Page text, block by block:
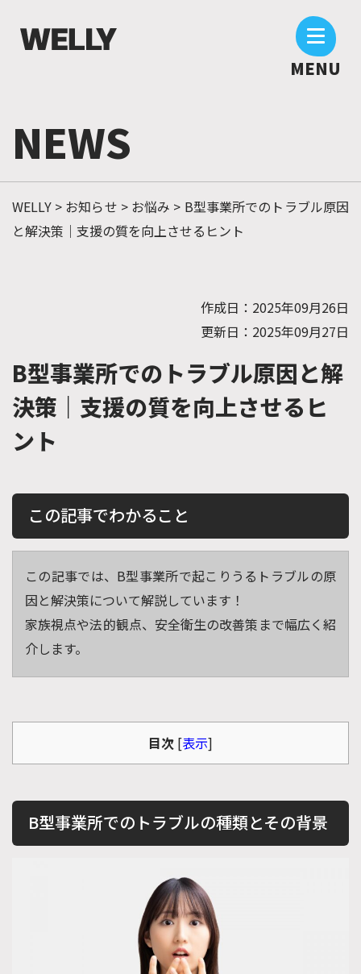
MENU
NEWS
WELLY > お知らせ > お悩み > B型事業所でのトラブル原因
と解決策｜支援の質を向上させるヒント
作成日： 2025年09月26日
更新日： 2025年09月27日
B型事業所でのトラブル原因と解
決策｜支援の質を向上させるヒ
ント
この記事でわかること
この記事では、B型事業所で起こりうるトラブルの原
因と解決策について解説しています！
家族視点や法的観点、安全衛生の改善策まで幅広く紹
介します。
目次 [表示]
B型事業所でのトラブルの種類とその背景